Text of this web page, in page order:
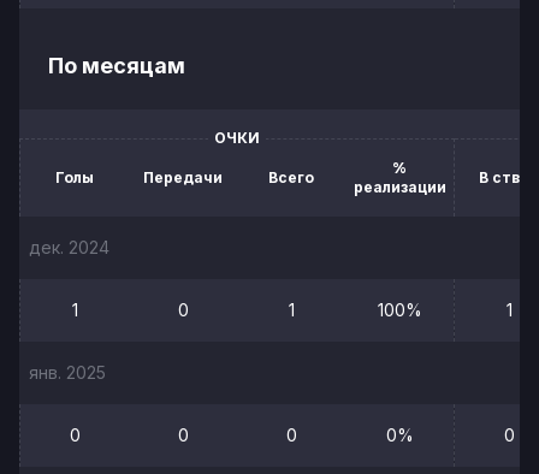
По месяцам
ОЧКИ
Голы Передачи Всего
%
реализации
В створ
дек. 2024
1 0 1 100% 1
янв. 2025
0 0 0 0% 0